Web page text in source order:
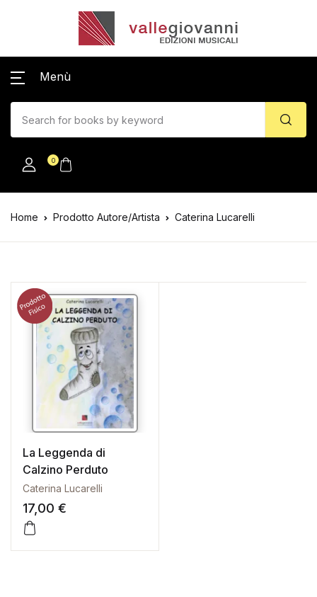
Menù
0
Home Prodotto Autore/Artista Caterina Lucarelli
La Leggenda di
Calzino Perduto
Caterina Lucarelli
17,00 €